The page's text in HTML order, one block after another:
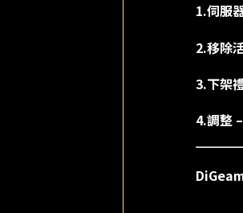
1.伺服
2.移除
3.下架
4.調整